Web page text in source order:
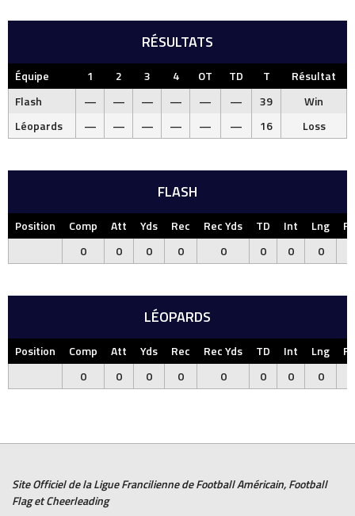
RÉSULTATS
Équipe 1 2 3 4 OT TD T
Résultat
Flash
— — — — — — 39
Win
Léopards
— — — — — — 16 Loss
FLASH
Position Comp Att Yds Rec Rec Yds TD Int Lng
0
0 0 0 0 0 0 0
LÉOPARDS
Position Comp Att Yds Rec Rec Yds TD Int Lng
0
0 0 0 0 0 0 0
Site Officiel de la Ligue Francilienne deFootball Américain,Football
FlagetCheerleading